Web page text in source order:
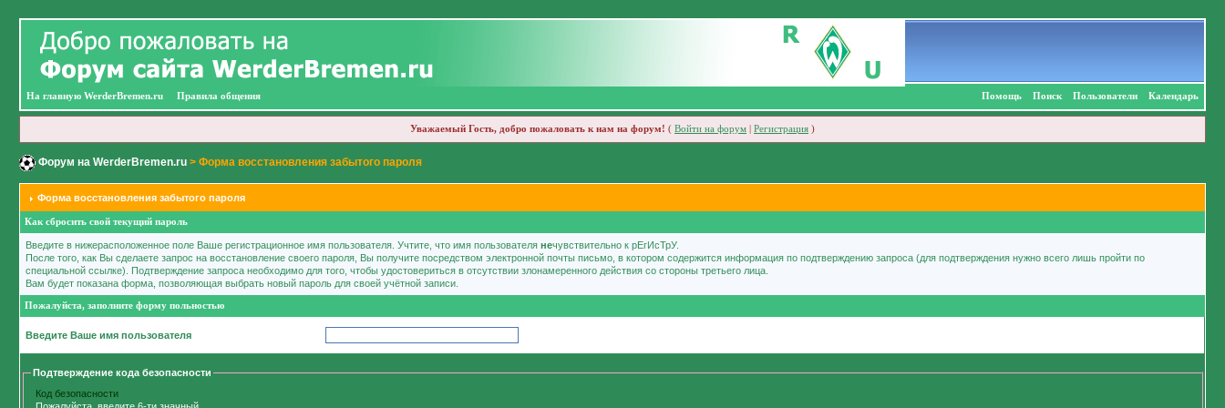
На главную WerderBremen.ru Правила общения Помощь Поиск Пользователи Календарь
Уважаемый Гость, добро пожаловать к нам на форум! ( Войти на форум Регистрация )
Форум на WerderBremen.ru > Форма восстановления забытого пароля
Форма восстановления забытого пароля
Как сбросить свой текущий пароль
Введите в нижерасположенное поле Ваше регистрационное имя пользователя. Учтите, что имя пользователянечувствительно к рЕгИсТрУ.
После того, как Вы сделаете запрос на восстановление своего пароля, Вы получите посредством электронной почты письмо, в котором содержится информация по подтверждению запроса (для подтверждения нужно всего лишь пройти по
специальной ссылке). Подтверждение запроса необходимо для того, чтобы удостовериться в отсутствии злонамеренного действия со стороны третьего лица.
Вам будет показана форма, позволяющая выбрать новый пароль для своей учётной записи.
Пожалуйста, заполните форму польностью
Введите Ваше имя пользователя
Подтверждение кода безопасности
Код безопасности